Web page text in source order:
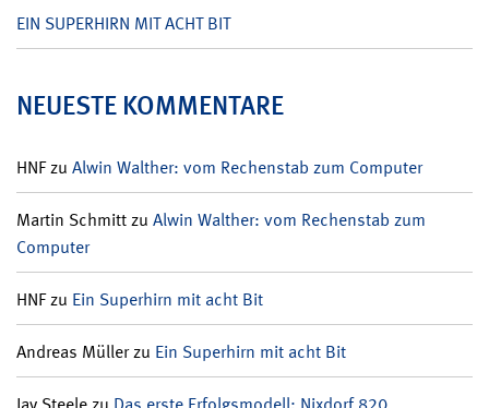
EIN SUPERHIRN MIT ACHT BIT
NEUESTE KOMMENTARE
HNFzu Alwin Walther: vom Rechenstab zum Computer
Martin Schmittzu Alwin Walther: vom Rechenstab zum
Computer
HNFzu Ein Superhirn mit acht Bit
Andreas Müllerzu Ein Superhirn mit acht Bit